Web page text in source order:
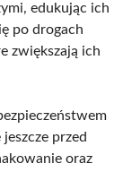
edukując ich
po drogach
zwiększają ich
przed
oraz